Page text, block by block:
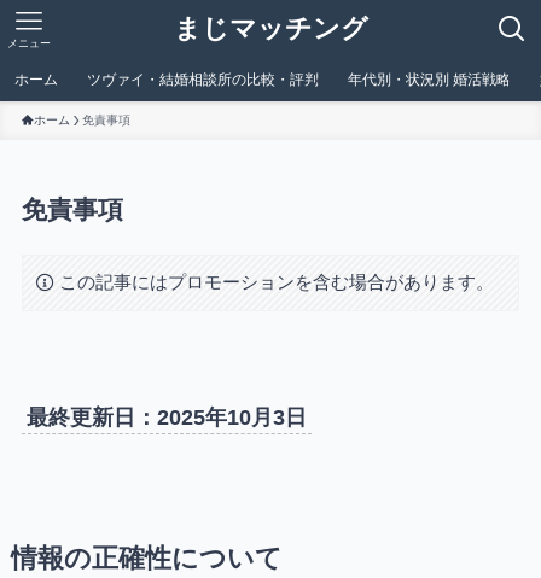
まじマッチング
メニュー
ホーム ツヴァイ・結婚相談所の比較・評判 年代別・状況別 婚活戦略
ホーム 免責事項
免責事項
この記事にはプロモーションを含む場合があります。
最終更新日：2025年10月3日
情報の正確性について